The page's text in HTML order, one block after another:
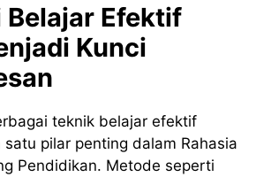
Efektif
Kunci
teknik belajar efektif
satu pilar penting dalam Rahasia
Pendidikan. Metode seperti